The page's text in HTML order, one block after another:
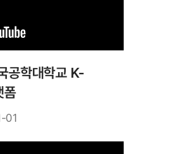
공학대학교 K-
폼
01